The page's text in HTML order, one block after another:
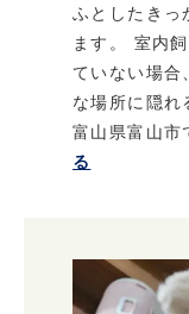
ふとしたきっ
ます。 室内
ていない場合
な場所に隠れ
富山県富山市
る